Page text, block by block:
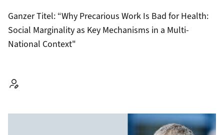
Ganzer Titel: “Why Precarious Work Is Bad for Health:
Social Marginality as Key Mechanisms in a Multi-
National Context"